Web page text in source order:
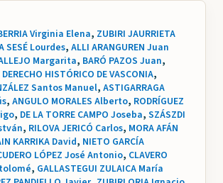
Virginia Elena, ZUBIRI JAURRIETA
SESÉ Lourdes, ALLI ARANGUREN Juan
Margarita, BARÓ PAZOS Juan,
HISTÓRICO DE VASCONIA,
Santos Manuel, ASTIGARRAGA
, ANGULO MORALES Alberto, RODRÍGUEZ
, DE LA TORRE CAMPO Joseba, SZÁSZDI
, RILOVA JERICÓ Carlos, MORA AFÁN
KARRIKA David, NIETO GARCÍA
LÓPEZ José Antonio, CLAVERO
, GALLASTEGUI ZULAICA María